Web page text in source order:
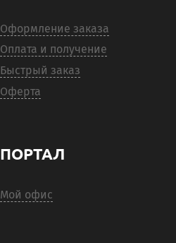
Оформление заказа
Оплата и получение
Быстрый заказ
Оферта
ПОРТАЛ
Мой офис